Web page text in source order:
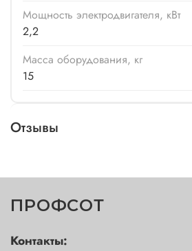
Мощность электродвигателя, кВт
2,2
Масса оборудования, кг
15
Отзывы
ПРОФСОТ
Контакты: